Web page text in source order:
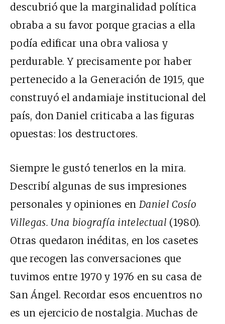
descubrió que la marginalidad política
obraba a su favor porque gracias a ella
podía edificar una obra valiosa y
perdurable. Y precisamente por haber
pertenecido a la Generación de 1915, que
construyó el andamiaje institucional del
país, don Daniel criticaba a las figuras
opuestas: los destructores.
Siempre le gustó tenerlos en la mira.
Describí algunas de sus impresiones
personales y opiniones en Daniel Cosío
Villegas. Una biografía intelectual (1980).
Otras quedaron inéditas, en los casetes
que recogen las conversaciones que
tuvimos entre 1970 y 1976 en su casa de
San Ángel. Recordar esos encuentros no
es un ejercicio de nostalgia. Muchas de